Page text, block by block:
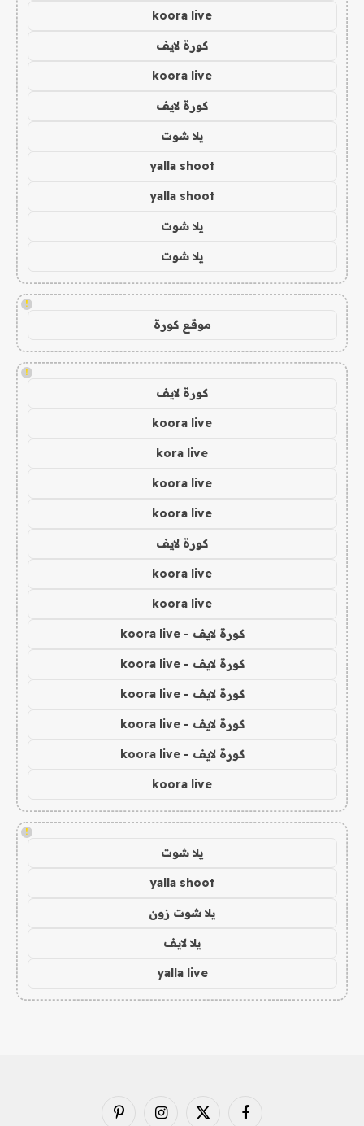
koora live
كورة لايف
koora live
كورة لايف
يلا شوت
yalla shoot
yalla shoot
يلا شوت
يلا شوت
!
موقع كورة
!
كورة لايف
koora live
kora live
koora live
koora live
كورة لايف
koora live
koora live
كورة لايف - koora live
كورة لايف - koora live
كورة لايف - koora live
كورة لايف - koora live
كورة لايف - koora live
koora live
!
يلا شوت
yalla shoot
يلا شوت زون
يلا لايف
yalla live
فيسبوك X الانستغرامبينتيريست